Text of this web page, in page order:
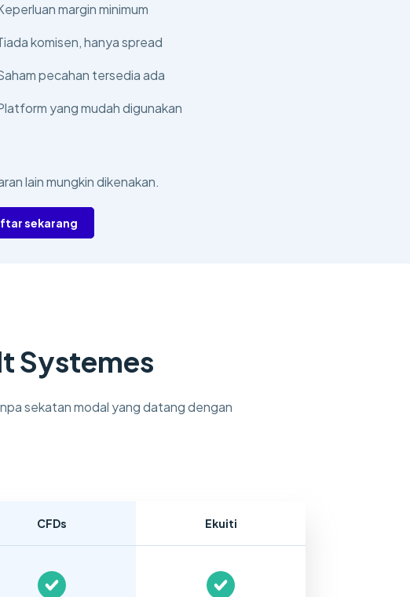
margin minimum
komisen, hanya spread
pecahan tersedia ada
yang mudah digunakan
lain mungkin dikenakan.
sekarang
Systemes
sekatan modal yang datang dengan
CFDs Ekuiti